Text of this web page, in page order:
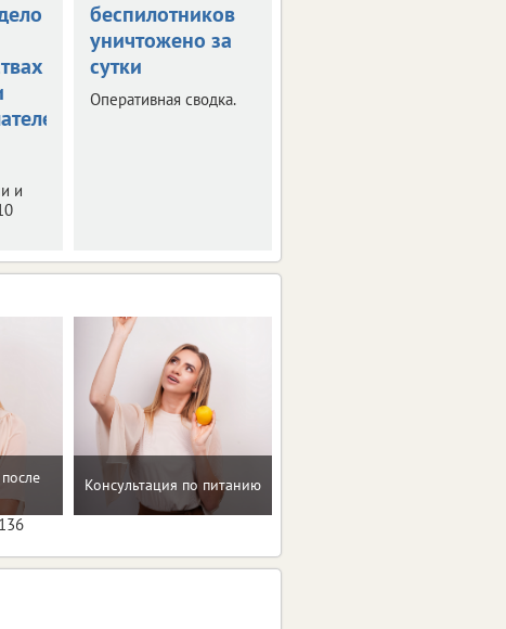
и
беспилотников
уничтожено за
сутки
Оперативная сводка.
Консультация по питанию